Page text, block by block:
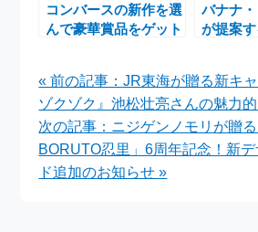
コンバースの新作を選
んで豪華賞品をゲット
バナナ
が提案
« 前の記事：JR東海が贈る新キ
ゾクゾク』池松壮亮さんの魅力
次の記事：ニジゲンノモリが贈
BORUTO忍里」6周年記念！新
ド追加のお知らせ »